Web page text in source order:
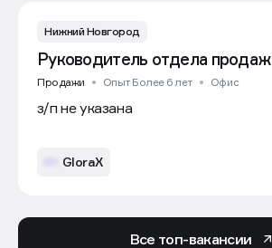
Нижний Новгород
Руководитель отдела продаж
Продажи Опыт Более 6 лет Офис
з/п не указана
GloraX
Все топ-вакансии